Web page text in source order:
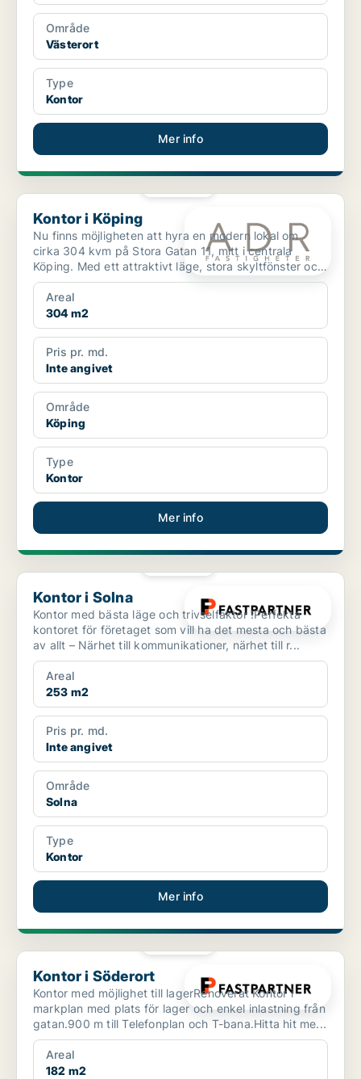
Område
Västerort
Type
Kontor
Mer info
Kontor i Köping
Kontor i Köping
Nu finns möjligheten att hyra en modern lokal om
cirka 304 kvm på Stora Gatan 11, mitt i centrala
Köping. Med ett attraktivt läge, stora skyltfönster och
en ...
Areal
304 m2
Pris pr. md.
Inte angivet
Område
Köping
Type
Kontor
Mer info
Kontor i Solna
Kontor i Solna
Kontor med bästa läge och trivselfaktor !Perfekta
kontoret för företaget som vill ha det mesta och bästa
av allt – Närhet till kommunikationer, närhet till r...
Areal
253 m2
Pris pr. md.
Inte angivet
Område
Solna
Type
Kontor
Mer info
Kontor i Söderort
Kontor i Söderort
Kontor med möjlighet till lagerRenoverat Kontor i
markplan med plats för lager och enkel inlastning från
gatan.900 m till Telefonplan och T-bana.Hitta hit me...
Areal
182 m2